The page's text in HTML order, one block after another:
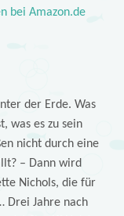
bei Amazon.de
der Erde. Was
was es zu sein
nicht durch eine
– Dann wird
Nichols, die für
Drei Jahre nach